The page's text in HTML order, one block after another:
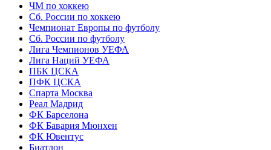
ЧМ по хоккею
Сб. России по хоккею
Чемпионат Европы по футболу
Сб. России по футболу
Лига Чемпионов УЕФА
Лига Наций УЕФА
ПБК ЦСКА
ПФК ЦСКА
Спарта Москва
Реал Мадрид
ФК Барселона
ФК Бавария Мюнхен
ФК Ювентус
Биатлон